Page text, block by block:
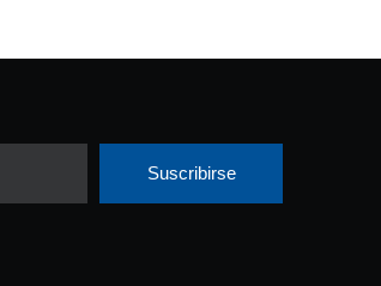
Suscribirse